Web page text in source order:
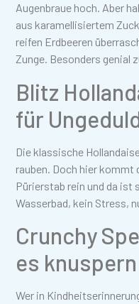
Augenbraue hoch. Aber
aus karamellisiertem
reifen Erdbeeren
Zunge. Besonders genial
Blitz
für
Die klassische
rauben. Doch hier kommt
Pürierstab rein und da ist
Wasserbad, kein Stress,
Crunchy
es
Wer in